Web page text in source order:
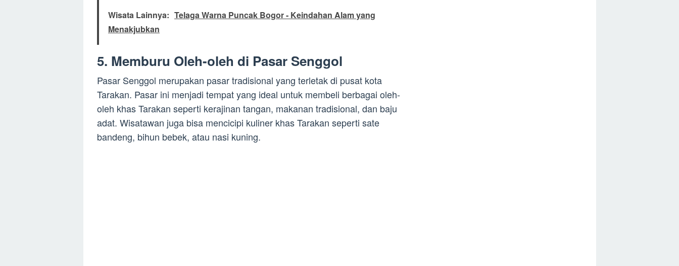
Wisata Lainnya: Telaga Warna Puncak Bogor - Keindahan Alam yang
Menakjubkan
5. Memburu Oleh-oleh di Pasar Senggol
Pasar Senggol merupakan pasar tradisional yang terletak di pusat kota
Tarakan. Pasar ini menjadi tempat yang ideal untuk membeli berbagai oleh-
oleh khas Tarakan seperti kerajinan tangan, makanan tradisional, dan baju
adat. Wisatawan juga bisa mencicipi kuliner khas Tarakan seperti sate
bandeng, bihun bebek, atau nasi kuning.